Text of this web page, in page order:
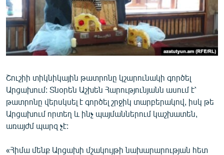
ՍՊՈՐՏ
ՄԵԿՆԱԲԱՆՈՒԹՅՈՒՆ
ՏՏ ԵՒ ԻՆՏԵՐՆԵՏ
ԱՐԽԻՎ
ՏԵՍԱՆՅՈՒԹԵՐ
ԲԱՆԱՎԵՃ
ՁԳՏԵԼՈՎ ԼԱՎԱԳՈՒՅՆԻՆ
ՓՈԴՔԱՍԹ
Շուշիի տիկնիկային թատրոնը կշարունակի գործել
Արցախում: Տնօրեն Աշխեն Հարությունյանն ասում է՝
թատրոնը վերսկսել է գործել շրջիկ տարբերակով, իսկ թե
Արցախում որտեղ և ինչ պայմաններում կաշխատեն,
առայժմ պարզ չէ:
«Հիմա մենք Արցախի մշակույթի նախարարության հետ